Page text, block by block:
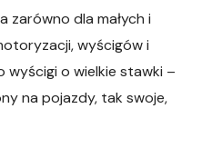
zarówno dla małych i
wyścigów i
o wielkie stawki –
na pojazdy, tak swoje,